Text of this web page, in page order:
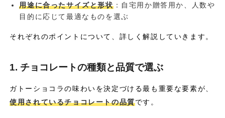
用途に合ったサイズと形状：自宅用か贈答用か、人数や
目的に応じて最適なものを選ぶ
それぞれのポイントについて、詳しく解説していきます。
1. チョコレートの種類と品質で選ぶ
ガトーショコラの味わいを決定づける最も重要な要素が、
使用されているチョコレートの品質です。